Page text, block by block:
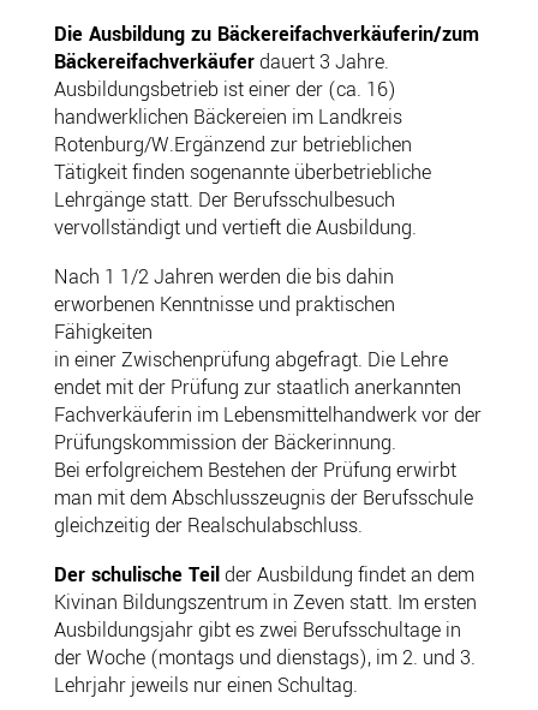
Die Ausbildung zu Bäckereifachverkäuferin/zum
Bäckereifachverkäuferdauert 3 Jahre.
Ausbildungsbetrieb ist einer der (ca. 16)
handwerklichen Bäckereien im Landkreis
Rotenburg/W.Ergänzend zur betrieblichen
Tätigkeit finden sogenannte überbetriebliche
Lehrgänge statt. Der Berufsschulbesuch
vervollständigt und vertieft die Ausbildung.
Nach 1 1/2 Jahren werden die bis dahin
erworbenen Kenntnisse und praktischen
Fähigkeiten
in einer Zwischenprüfung abgefragt. Die Lehre
endet mit der Prüfung zur staatlich anerkannten
Fachverkäuferin im Lebensmittelhandwerk vor der
Prüfungskommission der Bäckerinnung.
Bei erfolgreichem Bestehen der Prüfung erwirbt
man mit dem Abschlusszeugnis der Berufsschule
gleichzeitig der Realschulabschluss.
Der schulische Teilder Ausbildung findet an dem
Kivinan Bildungszentrum in Zeven statt. Im ersten
Ausbildungsjahr gibt es zwei Berufsschultage in
der Woche (montags und dienstags), im 2. und 3.
Lehrjahr jeweils nur einen Schultag.